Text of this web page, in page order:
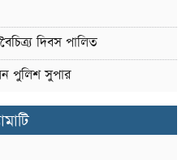
দিবস পালিত
পুলিশ সুপার